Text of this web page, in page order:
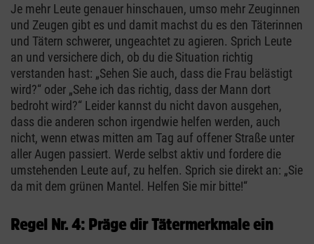
Je mehr Leute genauer hinschauen, umso mehr Zeuginnen
und Zeugen gibt es und damit machst du es den Täterinnen
und Tätern schwerer, ungeachtet zu agieren. Sprich Leute
an und versichere dich, ob du die Situation richtig
verstanden hast: „Sehen Sie auch, dass die Frau belästigt
wird?“ oder „Sehe ich das richtig, dass der Mann dort
bedroht wird?“ Leider kannst du nicht davon ausgehen,
dass die anderen schon irgendwie helfen werden, auch
nicht, wenn etwas mitten am Tag auf offener Straße unter
aller Augen passiert. Werde selbst aktiv und fordere die
umstehenden Leute auf, zu helfen. Sprich sie direkt an: „Sie
da mit dem grünen Mantel. Helfen Sie mir bitte!“
Regel Nr. 4: Präge dir Tätermerkmale ein